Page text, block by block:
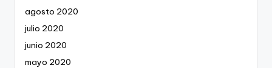
agosto 2020
julio 2020
junio 2020
mayo 2020